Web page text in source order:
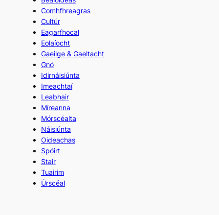
Comhfhreagras
Cultúr
Eagarfhocal
Eolaíocht
Gaeilge & Gaeltacht
Gnó
Idirnáisiúnta
Imeachtaí
Leabhair
Míreanna
Mórscéalta
Náisiúnta
Oideachas
Spóirt
Stair
Tuairim
Úrscéal